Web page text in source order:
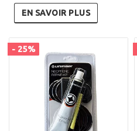
EN SAVOIR PLUS
- 25%